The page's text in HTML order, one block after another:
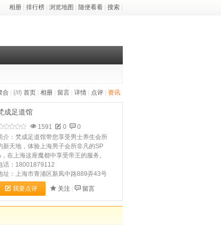
相册 排行榜 浏览地图 随便看看 搜索
合 {/if} 首页 相册 留言 详情 点评 资讯
成足道馆
1591 0
0
介：梵成足道馆带您享受男士养生会所
新天地，体验上海男子会所非凡的SP
在上海这座魔都中享受帝王的服务。
话：18001879112
址：上海市青浦区新凤中路889弄43号
我要点评 关注 留言